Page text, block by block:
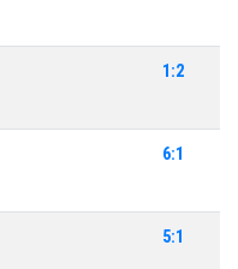
1:2
6:1
5:1